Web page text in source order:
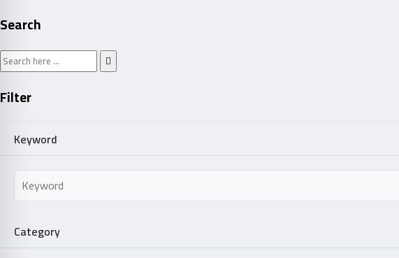
Search
Filter
Keyword
Category